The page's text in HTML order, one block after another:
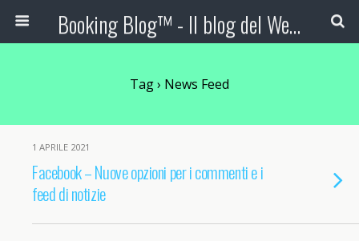
Booking Blog™ - Il blog del Web Marketing Turistico
Tag › News Feed
1 APRILE 2021
Facebook – Nuove opzioni per i commenti e i
feed di notizie